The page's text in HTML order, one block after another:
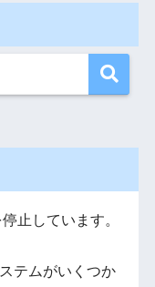
止しています。
テムがいくつか